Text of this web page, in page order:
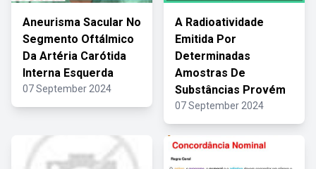
Aneurisma Sacular No
Segmento Oftálmico
Da Artéria Carótida
Interna Esquerda
07 September 2024
A Radioatividade
Emitida Por
Determinadas
Amostras De
Substâncias Provém
07 September 2024